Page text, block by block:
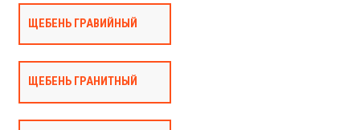
ЩЕБЕНЬ ГРАВИЙНЫЙ
ЩЕБЕНЬ ГРАНИТНЫЙ